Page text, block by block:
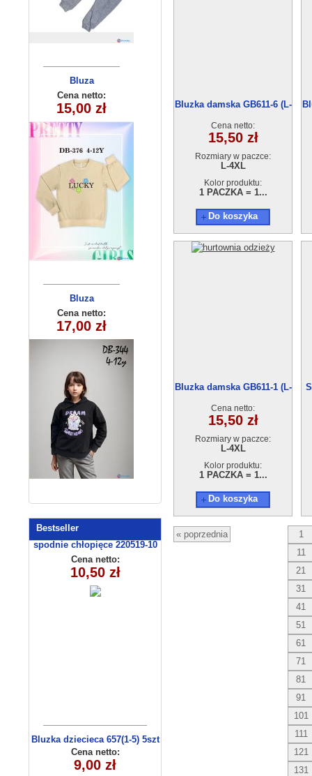
Bluza
dziecięca
290525-DB376
(4-12) 10szt
Cena netto:
15,00 zł
Bluza
dziecięca
290525-DB344
(4-12) 10szt
Cena netto:
17,00 zł
Komplet
chlopiecy 5578
(3-6) 4szt
Cena netto:
17,00 zł
Komplety
dziecięce (1-4
) 4szt
Cena netto:
10,00 zł
Bestseller
spodnie chłopięce 220519-10
(1-4)
Cena netto:
10,50 zł
Bluzka dziecieca 657(1-5) 5szt
Cena netto:
9,00 zł
Bluzka damska GB611-6 (L-
Cena netto:
15,50 zł
Rozmiary w paczce:
L-4XL
Kolor produktu:
1 PACZKA = 1...
Do koszyka
Bluzka damska GB611-1 (L-
Cena netto:
15,50 zł
Rozmiary w paczce:
L-4XL
Kolor produktu:
1 PACZKA = 1...
Do koszyka
« poprzednia
1
11
21
31
41
51
61
71
81
91
101
111
121
131